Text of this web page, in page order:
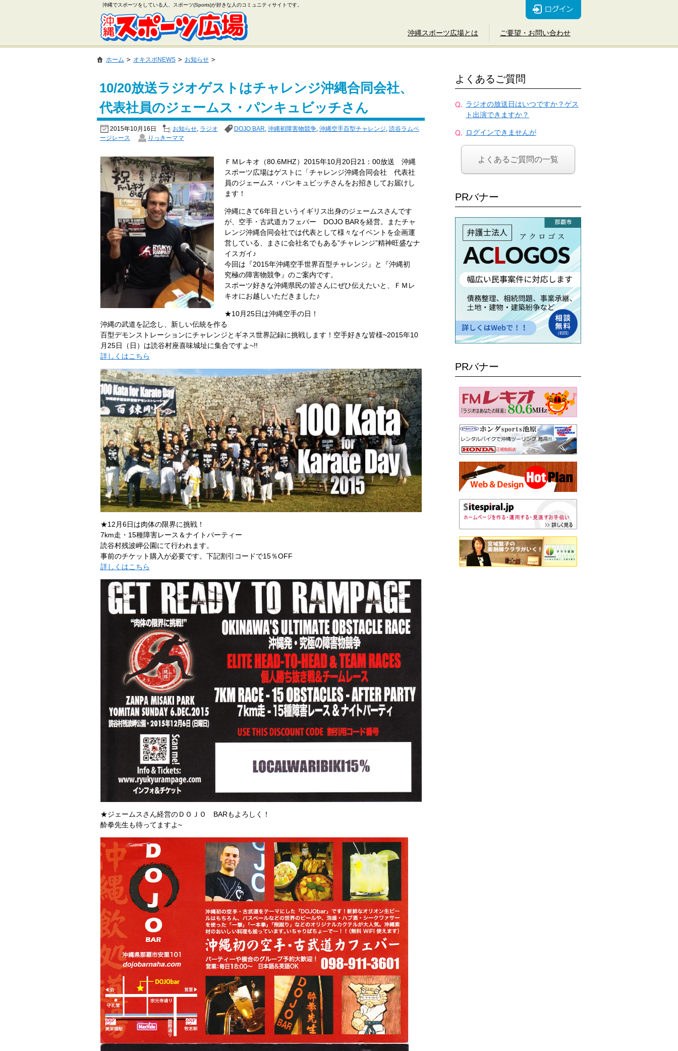
沖縄でスポーツをしている人、スポーツ(Sports)が好きな人のコミュニティサイトです。
沖縄スポーツ広場とは ご要望・お問い合わせ
ホーム オキスポNEWS お知らせ
10/20放送ラジオゲストはチャレンジ沖縄合同会社、
代表社員のジェームス・パンキュビッチさん
2015年10月16日 お知らせ, ラジオ DOJO BAR, 沖縄初障害物競争, 沖縄空手百型チャレンジ, 読谷ラムペ
ージレース
りっきーママ
ＦＭレキオ（80.6MHZ）2015年10月20日21：00放送 沖縄
スポーツ広場はゲストに「チャレンジ沖縄合同会社 代表社
員のジェームス・パンキュビッチさんをお招きしてお届けし
ます！
沖縄にきて6年目というイギリス出身のジェームスさんです
が、空手・古武道カフェバー DOJO BARを経営。またチャ
レンジ沖縄合同会社では代表として様々なイベントを企画運
営している、まさに会社名でもある”チャレンジ”精神旺盛なナ
イスガイ♪
今回は『2015年沖縄空手世界百型チャレンジ』と『沖縄初
究極の障害物競争』のご案内です。
スポーツ好きな沖縄県民の皆さんにぜひ伝えたいと、ＦＭレ
キオにお越しいただきました♪
★10月25日は沖縄空手の日！
沖縄の武道を記念し、新しい伝統を作る
百型デモンストレーションにチャレンジとギネス世界記録に挑戦します！空手好きな皆様~2015年10
月25日（日）は読谷村座喜味城址に集合ですよ~!!
詳しくはこちら
★12月6日は肉体の限界に挑戦！
7km走・15種障害レース＆ナイトパーティー
読谷村残波岬公園にて行われます。
事前のチケット購入が必要です。下記割引コードで15％OFF
詳しくはこちら
★ジェームスさん経営のＤＯＪＯ BARもよろしく！
酔拳先生も待ってますよ~
よくあるご質問
ラジオの放送日はいつですか？ゲス
ト出演できますか？
ログインできませんが
よくあるご質問の一覧
PRバナー
PRバナー